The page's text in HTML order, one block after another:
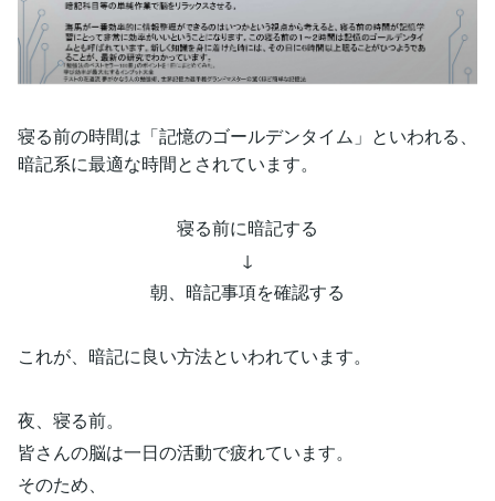
寝る前の時間は「記憶のゴールデンタイム」といわれる、
暗記系に最適な時間とされています。
寝る前に暗記する
↓
朝、暗記事項を確認する
これが、暗記に良い方法といわれています。
夜、寝る前。
皆さんの脳は一日の活動で疲れています。
そのため、